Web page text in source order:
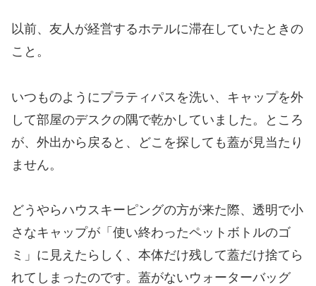
​以前、友人が経営するホテルに滞在していたときの
こと。
いつものようにプラティパスを洗い、キャップを外
して部屋のデスクの隅で乾かしていました。ところ
が、外出から戻ると、どこを探しても蓋が見当たり
ません。
どうやらハウスキーピングの方が来た際、透明で小
さなキャップが「使い終わったペットボトルのゴ
ミ」に見えたらしく、本体だけ残して蓋だけ捨てら
れてしまったのです。蓋がないウォーターバッグ